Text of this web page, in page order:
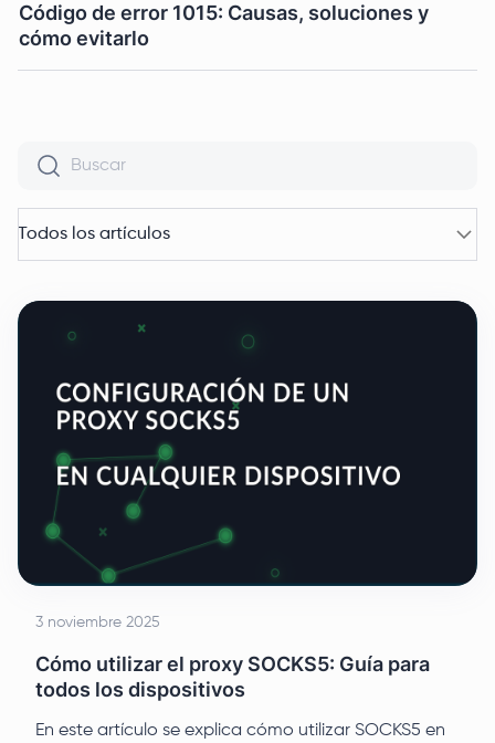
Código de error 1015: Causas, soluciones y
cómo evitarlo
Todos los artículos
3 noviembre 2025
Cómo utilizar el proxy SOCKS5: Guía para
todos los dispositivos
En este artículo se explica cómo utilizar SOCKS5 en